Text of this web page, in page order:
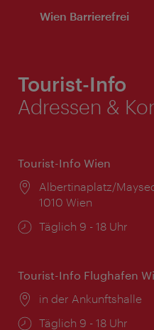
Wien Barrierefrei
Tourist-Info
Adressen &
Tourist-Info Wien
Ort:
Albertinaplatz/
1010 Wien
Öffnungszeiten:
Täglich 9 - 18 Uhr
Tourist-Info Flughafen
Ort:
in der Ankunftshalle
Öffnungszeiten:
Täglich 9 - 18 Uhr